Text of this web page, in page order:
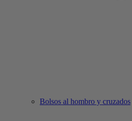
Bolsos al hombro y cruzados